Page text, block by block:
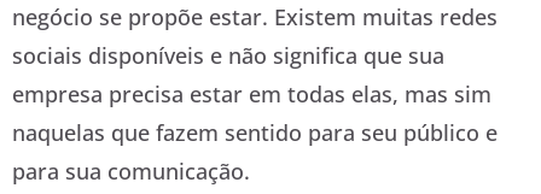
negócio se propõe estar. Existem muitas redes
sociais disponíveis e não significa que sua
empresa precisa estar em todas elas, mas sim
naquelas que fazem sentido para seu público e
para sua comunicação.